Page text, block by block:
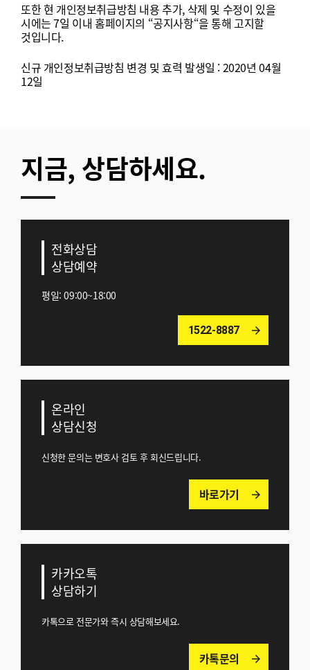
또한현 개인정보취급방침 내용추가, 삭제 및 수정이 있을
시에는7일 이내 홈페이지의 “공지사항“을통해 고지할
것입니다.
신규 개인정보취급방침 변경 및 효력 발생일 : 2020년 04월
12일
지금, 상담하세요.
전화상담
상담예약
평일: 09:00~18:00
1522-8887 arrow_forward
온라인
상담신청
신청한 문의는 변호사 검토 후 회신드립니다.
바로가기 arrow_forward
카카오톡
상담하기
카톡으로 전문가와 즉시 상담해보세요.
카톡문의 arrow_forward